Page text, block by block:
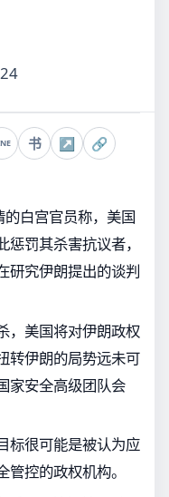
书 ↗ 🔗
白宫官员称，美国
罚其杀害抗议者，
研究伊朗提出的谈判
，美国将对伊朗政权
转伊朗的局势远未可
家安全高级团队会
标很可能是被认为应
控的政权机构。